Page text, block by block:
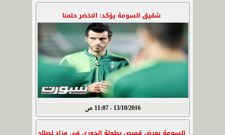
شقيق السومة يؤكد: الاخضر حلمنا
13/10/2016 - 11:07 ص